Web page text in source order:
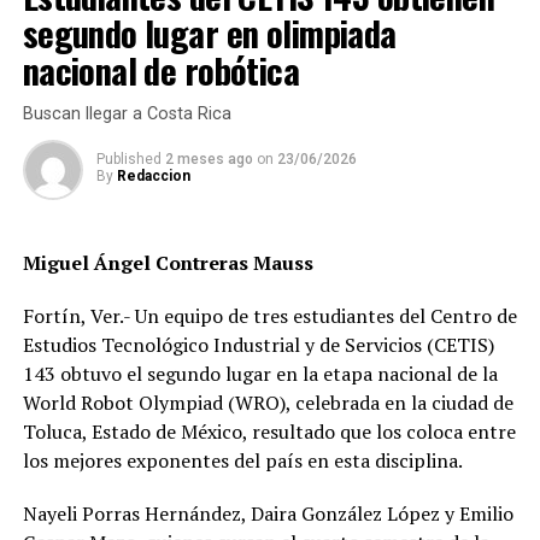
productores se ha dejado fuera”.
Señaló que existe un doble discurso del Gobierno porque
aseguran que sus demandas ya no serán atendidas a
través de intermediarios sino de manera directa con los
beneficiarios lo que no se ha cumplido.
“Lo cierto es que ni organizados ni de manera directa se
veracruzanos argumentando falta de recursos, que la
pandemia se llevó muchos recursos en los últimos meses
y los recursos del campo fueron utilizados para resolver
los temas de la pandemia”.
del 10 al 15 de noviembre donde establecerían una
segundo lugar en olimpiada
nacional de robótica
Buscan llegar a Costa Rica
Published 2 meses ago on 23/06/2026
By Redaccion
Miguel Ángel Contreras Mauss
Fortín, Ver.- Un equipo de tres estudiantes del Centro de
Estudios Tecnológico Industrial y de Servicios (CETIS)
143 obtuvo el segundo lugar en la etapa nacional de la
World Robot Olympiad (WRO), celebrada en la ciudad de
Toluca, Estado de México, resultado que los coloca entre
los mejores exponentes del país en esta disciplina.
Nayeli Porras Hernández, Daira González López y Emilio